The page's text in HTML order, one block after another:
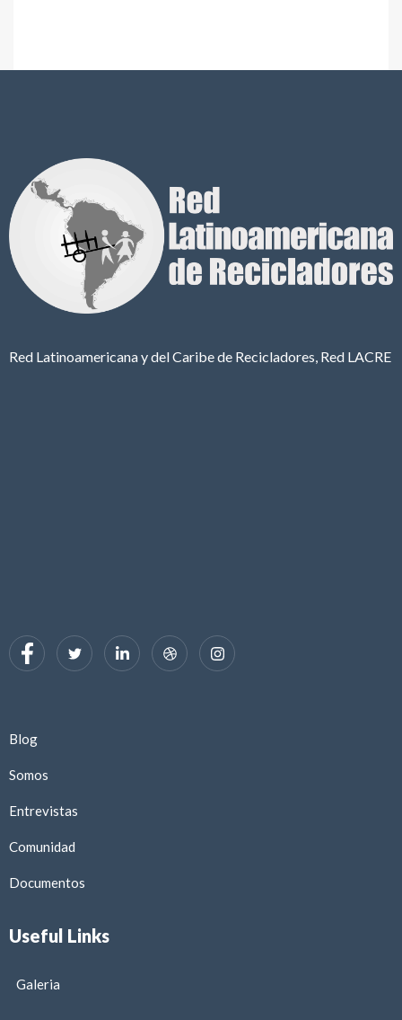
Red Latinoamericana y del Caribe de Recicladores, Red LACRE
Blog
Somos
Entrevistas
Comunidad
Documentos
Useful Links
Galeria